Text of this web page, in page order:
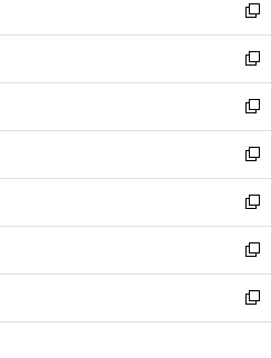
く
ド
ウ
で
開
く
ィ
ン
ド
ウ
で
開
く
い
ウ
ィ
ン
ド
ウ
で
開
く
新
し
い
ウ
ィ
ン
ド
ウ
で
開
く
新
し
い
ウ
ィ
ン
ド
ウ
で
開
く
新
し
い
ウ
ィ
ン
ド
ウ
で
開
新
し
い
ウ
ィ
ン
ド
ウ
新
し
い
ウ
ィ
ン
新
し
い
ウ
新
し